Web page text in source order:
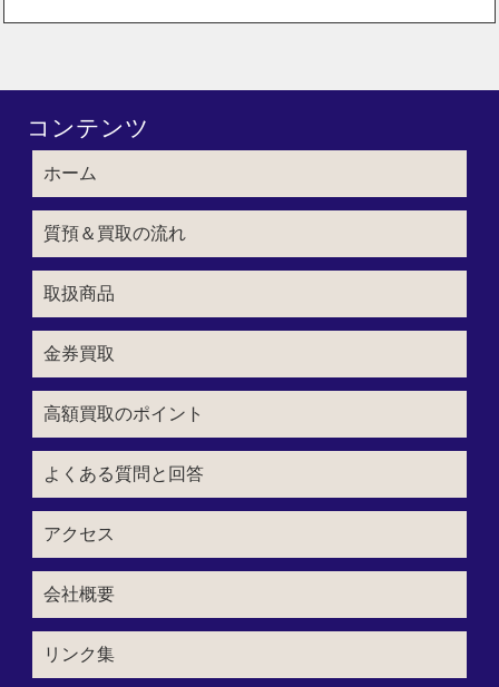
コンテンツ
ホーム
質預＆買取の流れ
取扱商品
金券買取
高額買取のポイント
よくある質問と回答
アクセス
会社概要
リンク集